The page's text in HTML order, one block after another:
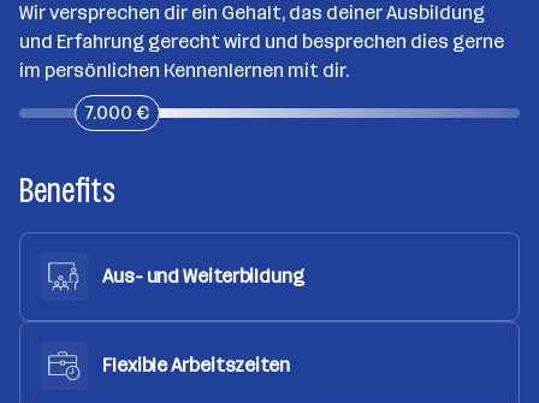
Wir versprechen dir ein Gehalt, das deiner Ausbildung
und Erfahrung gerecht wird und besprechen dies gerne
im persönlichen Kennenlernen mit dir.
7.000 €
Benefits
Aus- und Weiterbildung
Flexible Arbeitszeiten